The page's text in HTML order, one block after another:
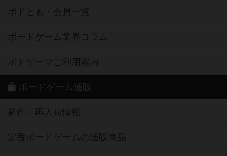
ボドとも・会員一覧
ボードゲーム業界コラム
ボドゲーマご利用案内
ボードゲーム通販
新作・再入荷情報
定番ボードゲームの通販商品